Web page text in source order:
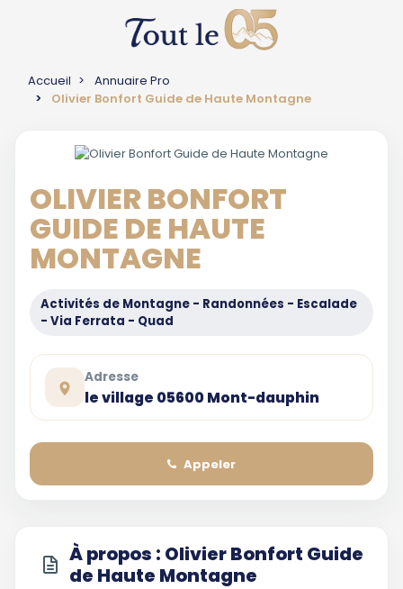
Accueil
Annuaire Pro
Olivier Bonfort Guide de Haute Montagne
OLIVIER BONFORT
GUIDE DE HAUTE
MONTAGNE
Activités de Montagne - Randonnées - Escalade
- Via Ferrata - Quad
Adresse
le village 05600 Mont-dauphin
Appeler
À propos : Olivier Bonfort Guide
de Haute Montagne